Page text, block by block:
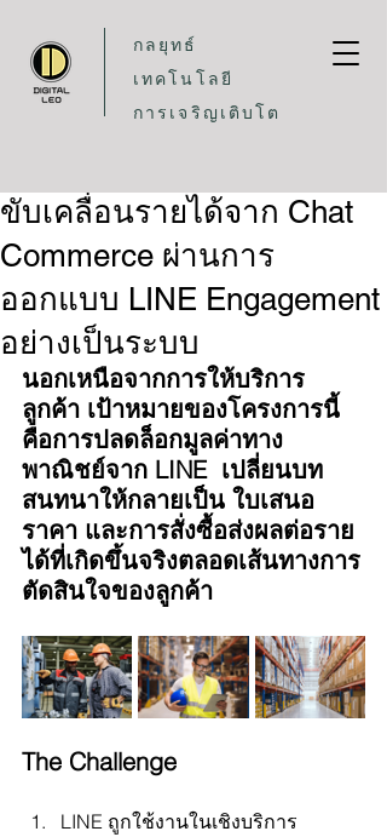
กลยุทธ์
เทคโนโลยี
การเจริญเติบโต
ขับเคลื่อนรายได้จาก Chat
Commerce ผ่านการ
ออกแบบ LINE Engagement
อย่างเป็นระบบ
นอกเหนือจากการให้บริการ
ลูกค้า เป้าหมายของโครงการนี้
คือการปลดล็อกมูลค่าทาง
พาณิชย์จาก LINE  เปลี่ยนบท
สนทนาให้กลายเป็น ใบเสนอ
ราคา และการสั่งซื้อส่งผลต่อราย
ได้ที่เกิดขึ้นจริงตลอดเส้นทางการ
ตัดสินใจของลูกค้า
The Challenge
LINE ถูกใช้งานในเชิงบริการ